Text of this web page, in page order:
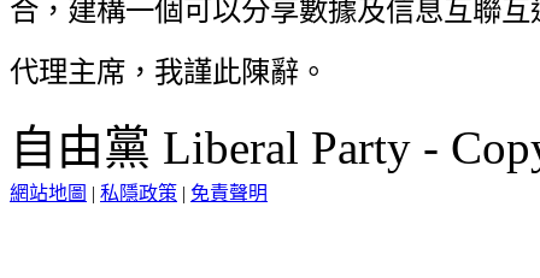
合，建構一個可以分享數據及信息互聯
代理主席，我謹此陳辭。
自由黨 Liberal Party -
網站地圖 | 私隱政策 | 免責聲明